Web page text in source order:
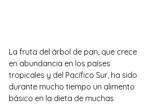
La fruta del árbol de pan, que crece
en abundancia en los países
tropicales y del Pacífico Sur, ha sido
durante mucho tiempo un alimento
básico en la dieta de muchas